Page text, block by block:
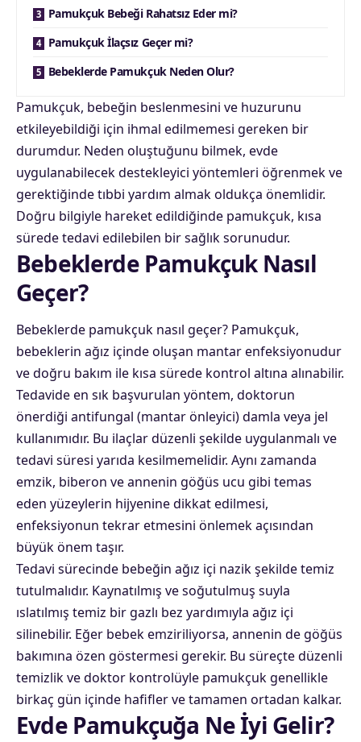
Pamukçuk Bebeği Rahatsız Eder mi?
Pamukçuk İlaçsız Geçer mi?
Bebeklerde Pamukçuk Neden Olur?
Pamukçuk, bebeğin beslenmesini ve huzurunu
etkileyebildiği için ihmal edilmemesi gereken bir
durumdur. Neden oluştuğunu bilmek, evde
uygulanabilecek destekleyici yöntemleri öğrenmek ve
gerektiğinde tıbbi yardım almak oldukça önemlidir.
Doğru bilgiyle hareket edildiğinde pamukçuk, kısa
sürede tedavi edilebilen bir sağlık sorunudur.
Bebeklerde Pamukçuk Nasıl
Geçer?
Bebeklerde pamukçuk nasıl geçer? Pamukçuk,
bebeklerin ağız içinde oluşan mantar enfeksiyonudur
ve doğru bakım ile kısa sürede kontrol altına alınabilir.
Tedavide en sık başvurulan yöntem, doktorun
önerdiği antifungal (mantar önleyici) damla veya jel
kullanımıdır. Bu ilaçlar düzenli şekilde uygulanmalı ve
tedavi süresi yarıda kesilmemelidir. Aynı zamanda
emzik, biberon ve annenin göğüs ucu gibi temas
eden yüzeylerin hijyenine dikkat edilmesi,
enfeksiyonun tekrar etmesini önlemek açısından
büyük önem taşır.
Tedavi sürecinde bebeğin ağız içi nazik şekilde temiz
tutulmalıdır. Kaynatılmış ve soğutulmuş suyla
ıslatılmış temiz bir gazlı bez yardımıyla ağız içi
silinebilir. Eğer bebek emziriliyorsa, annenin de göğüs
bakımına özen göstermesi gerekir. Bu süreçte düzenli
temizlik ve doktor kontrolüyle pamukçuk genellikle
birkaç gün içinde hafifler ve tamamen ortadan kalkar.
Evde Pamukçuğa Ne İyi Gelir?